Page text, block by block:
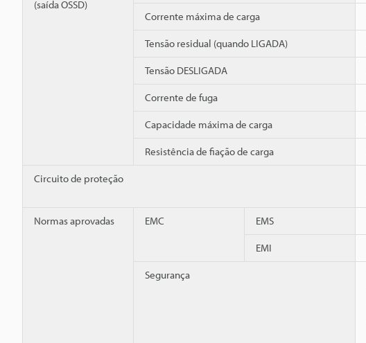
(saída OSSD)
Corrente máxima de carga
Tensão residual (quando LIGADA)
Tensão DESLIGADA
Corrente de fuga
Capacidade máxima de carga
Resistência de fiação de carga
Circuito de proteção
Normas aprovadas EMC EMS
EMI
Segurança